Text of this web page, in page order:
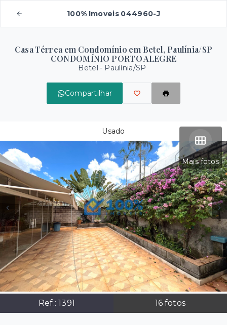
100% Imoveis 044960-J
Casa Térrea em Condomínio em Betel, Paulínia/SP
CONDOMÍNIO PORTO ALEGRE
Betel - Paulínia/SP
Compartilhar
Mais fotos
Ref.: 1391 16 fotos
Usado